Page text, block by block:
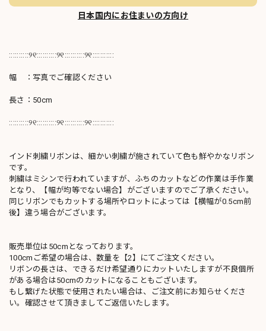
日本国内にお住まいの方向け
::::::::::୨୧::::::::::୨୧::::::::::୨୧:::::::::::
幅 ：写真でご確認ください
長さ：50cm
::::::::::୨୧::::::::::୨୧::::::::::୨୧:::::::::::
インド刺繍リボンは、細かい刺繍が施されていて色も鮮やかなリボン
です。
刺繍はミシンで行われていますが、ふちのカットなどの作業は手作業
となり、【幅が均等でない場合】がございますのでご了承ください。
同じリボンでもカットする場所やロットによっては【横幅が0.5cm前
後】違う場合がございます。
販売単位は50cmとなっております。
100cmご希望の場合は、数量を【2】にてご注文ください。
リボンの長さは、できるだけ希望通りにカットいたしますが不良個所
がある場合は50cmのカットになることもございます。
もし繋げた状態で使用されたい場合は、ご注文前にお知らせくださ
い。確認させて頂きましてご返信いたします。